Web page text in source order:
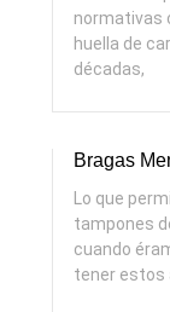
normativas
huella de
décadas,
Bragas
Lo que
tampones
cuando
tener estos